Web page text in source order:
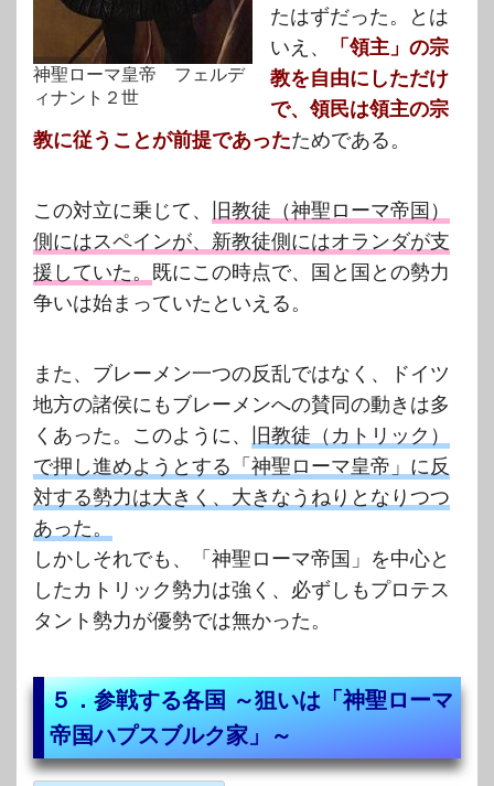
神聖ローマ皇帝 フェルデ
ィナント２世
たはずだった。とは
いえ、
「領主」の宗
教を自由にしただけ
で、 領民は領主の宗
教に従うことが前提であったためである。
この対立に乗じて、
旧教徒（神聖ローマ帝国）
側にはスペインが、新教徒側にはオランダが支
援していた。 既にこの時点で、国と国との勢力
争いは始まっていたといえる。
また、ブレーメン一つの反乱ではなく、ドイツ
地方の諸侯にもブレーメンへの賛同の動きは多
くあった。このように、
旧教徒（カトリック）
で押し進めようとする「神聖ローマ皇帝」に反
対する勢力は大きく、大きなうねりとなりつつ
あった。
しかしそれでも、「神聖ローマ帝国」を中心と
したカトリック勢力は強く、必ずしもプロテス
タント勢力が優勢では無かった。
５．参戦する各国 ～狙いは「神聖ローマ
帝国ハプスブルク家」～